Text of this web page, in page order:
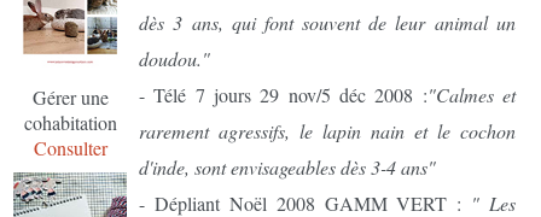
Gérer une
cohabitation
Consulter
dès 3 ans, qui font souvent de leur animal un
doudou."
- Télé 7 jours 29 nov/5 déc 2008 :"Calmes et
rarement agressifs, le lapin nain et le cochon
d'inde, sont envisageables dès 3-4 ans"
- Dépliant Noël 2008 GAMM VERT : " Les